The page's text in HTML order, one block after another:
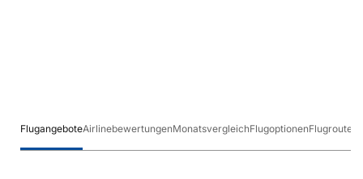
FlugangeboteAirlinebewertungenMonatsvergleichFlugoptionenFlugrouten